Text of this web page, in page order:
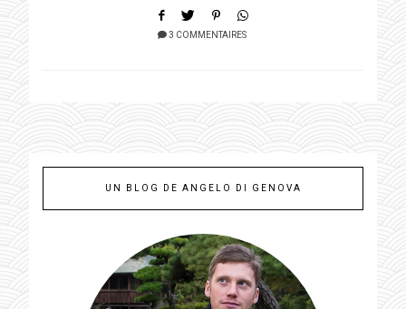
3 COMMENTAIRES
UN BLOG DE ANGELO DI GENOVA